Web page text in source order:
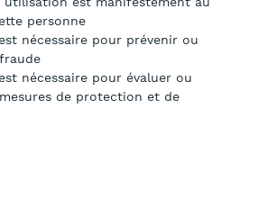
personne
nécessaire pour prévenir ou
nécessaire pour évaluer ou
de protection et de